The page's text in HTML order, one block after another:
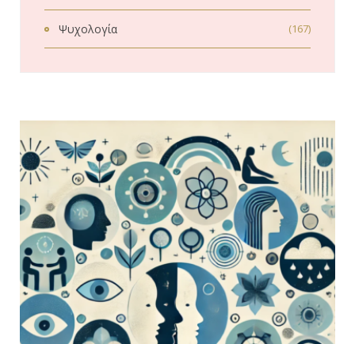
Ψυχολογία (167)